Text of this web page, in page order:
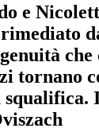
e
che
tornano
squalifica.